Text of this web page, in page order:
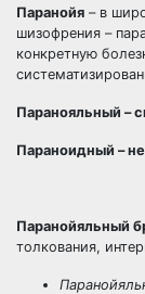
Паранойя – в
шизофрения –
конкретную
Паранояльный –
Параноидный –
Паранойяльный
толкования,